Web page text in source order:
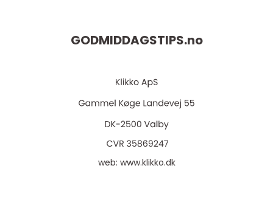
GODMIDDAGSTIPS.no
web: www.klikko.dk